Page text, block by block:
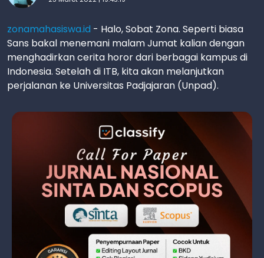
zonamahasiswa.id - Halo, Sobat Zona. Seperti biasa
Sans bakal menemani malam Jumat kalian dengan
menghadirkan cerita horor dari berbagai kampus di
Indonesia. Setelah di ITB, kita akan melanjutkan
perjalanan ke Universitas Padjajaran (Unpad).